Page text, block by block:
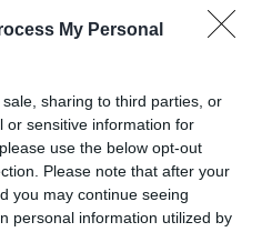
My Personal
sharing to third parties, or
or sensitive information for
use the below opt-out
Please note that after your
you may continue seeing
personal information utilized by